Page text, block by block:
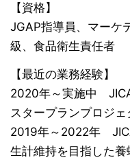
【資格】
JGAP指導員、マーケ
級、食品衛生責任者
【最近の業務経験】
2020年～実施中
スタープランプロジ
2019年～2022年
生計維持を目指した